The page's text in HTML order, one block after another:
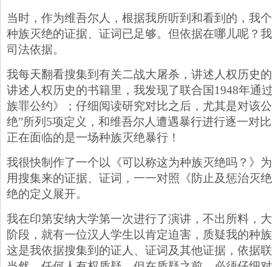
当时，作为维吾尔人，根据我所听到和看到的，我
种族灭绝的证据、证词已足够。但依据在哪儿呢？
司法依据。
我每天翻看搜集到有关二战大屠杀，讲述人权历史
讲述人权历史的书籍里，我发现了联合国1948年通
族罪公约》；仔细阅读研究对比之后，尤其是对该
绝”所列5项定义，和维吾尔人遭遇暴行进行逐一对
正在面临的是一场种族灭绝暴行！
我很快制作了一个以《可以称这为种族灭绝吗？》
用搜集来的证据、证词，一一对照《防止及惩治灭
绝的定义展开。
我在印第安纳大学第一次进行了演讲，不出所料，
阶段，就有一位汉人学生以肯定迫害，质疑我的种
这是我依据搜集到的证人、证词及其他证据，依据